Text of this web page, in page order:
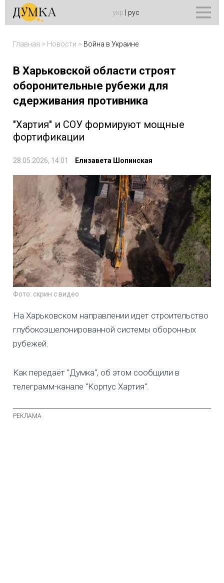
укр рус
Главная > Новости > Война в Украине
В Харьковской области строят
оборонительные рубежи для
сдерживания противника
"Хартия" и СОУ формируют мощные
фортификации
28.05.2026, 14:01 Елизавета Шопинская
Фото: скрин с видео
На Харьковском направлении идет строительство
глубокоэшелонированной системы оборонных
рубежей.
Как передаёт "Думка", об этом сообщили в
телеграмм-канале "Корпус Хартия".